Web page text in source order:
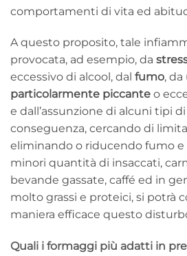
comportamenti di vita ed
A questo proposito, tale
provocata, ad esempio, da
eccessivo di alcool, dal fumo, da
particolarmente piccante o
e dall’assunzione di alcuni tipi
conseguenza, cercando di
eliminando o riducendo fumo e
minori quantità di insaccati,
bevande gassate, caffé ed in
molto grassi e proteici, si potrà
maniera efficace questo
Quali i formaggi più adatti in